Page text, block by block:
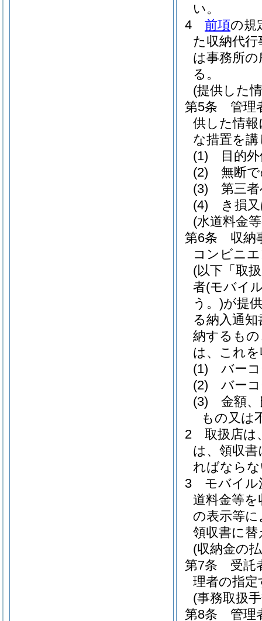
い。
4
前項の規
た収納代
は事務所
る。
(提供した
第5条
管理
供した情
な措置を
(1)
目的
(2)
無断
(3)
第三
(4)
き損
(水道料金
第6条
収納
コンビニ
(以下「取
者(モバイ
う。)が提
る納入通
納するも
は、これ
(1)
バー
(2)
バー
(3)
金額
もの又は
2
取扱店は
は、領収
ればなら
3
モバイル
道料金等
の表示等
領収書に
(収納金の
第7条
受託
理者の指
(事務取扱
第8条
管理